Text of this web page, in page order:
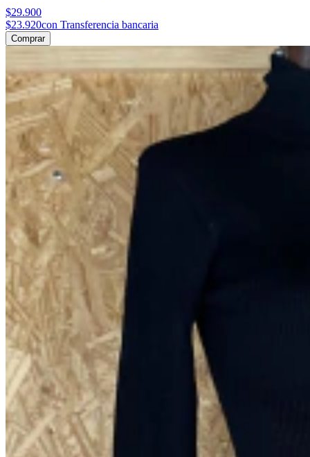
$29.900
$23.920con Transferencia bancaria
Comprar